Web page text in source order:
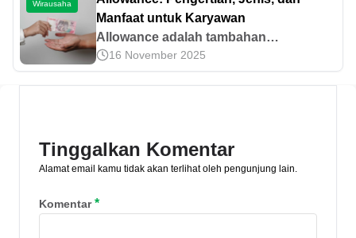
lainnya di sini!
Wirausaha
Manfaat untuk Karyawan
Allowance adalah tambahan
penghasilan selain gaji pokok untuk
membantu kebutuhan kerja karyawan.
16 November 2025
Tinggalkan Komentar
Alamat email kamu tidak akan terlihat oleh pengunjung lain.
Komentar*